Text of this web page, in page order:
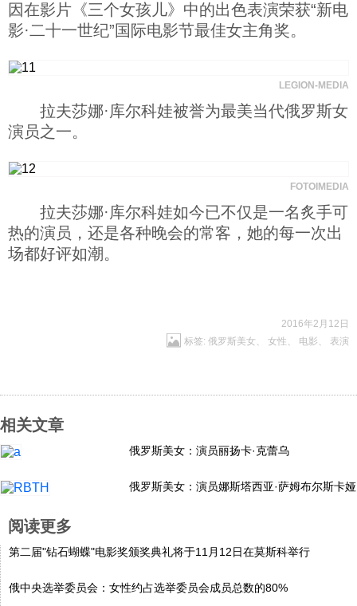
因在影片《三个女孩儿》中的出色表演荣获“新电
影·二十一世纪”国际电影节最佳女主角奖。
LEGION-MEDIA
拉夫莎娜·库尔科娃被誉为最美当代俄罗斯女
演员之一。
FOTOIMEDIA
拉夫莎娜·库尔科娃如今已不仅是一名炙手可
热的演员，还是各种晚会的常客，她的每一次出
场都好评如潮。
2016年2月12日
标签: 俄罗斯美女 、 女性 、 电影 、 表演
相关文章
俄罗斯美女：演员丽扬卡·克蕾乌
俄罗斯美女：演员娜斯塔西亚·萨姆布尔斯卡娅
阅读更多
第二届"钻石蝴蝶"电影奖颁奖典礼将于11月12日在莫斯科举行
俄中央选举委员会：女性约占选举委员会成员总数的80%